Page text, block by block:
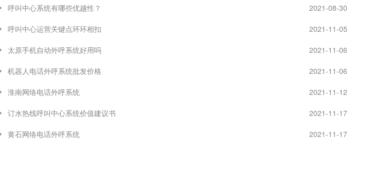
2021-08-30
呼叫中心系统有哪些优越性？
2021-11-05
呼叫中心运营关键点环环相扣
2021-11-06
太原手机自动外呼系统好用吗
2021-11-06
机器人电话外呼系统批发价格
2021-11-12
淮南网络电话外呼系统
2021-11-17
订水热线呼叫中心系统价值建议书
2021-11-17
黄石网络电话外呼系统